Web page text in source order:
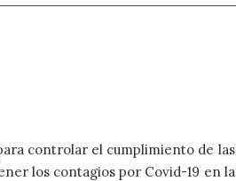
controlar el cumplimiento de las
los contagios por Covid-19 en la